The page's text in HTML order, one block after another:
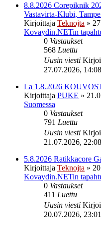
8.8.2026 Corepiknik
Vastavirta-Klubi,
Kirjoittaja Teknojta »
Kovaydin.NETin
0 Vastaukset
568 Luettu
Uusin viesti
27.07.2026, 14:08
La 1.8.2026
Kirjoittaja PUKE »
Suomessa
0 Vastaukset
791 Luettu
Uusin viesti
21.07.2026, 22:08
5.8.2026 Ratikkacore
Kirjoittaja Teknojta »
Kovaydin.NETin
0 Vastaukset
411 Luettu
Uusin viesti
20.07.2026, 23:01